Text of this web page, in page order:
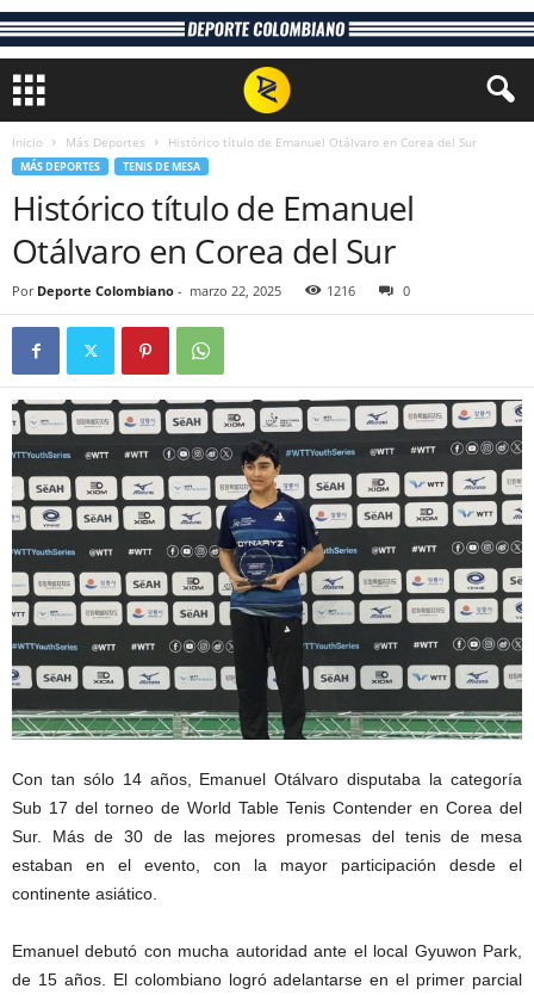
Inicio Más Deportes Histórico título de Emanuel Otálvaro en Corea del Sur
MÁS DEPORTES TENIS DE MESA
Histórico título de Emanuel
Otálvaro en Corea del Sur
Por Deporte Colombiano - marzo 22, 2025 1216 0
Con tan sólo 14 años, Emanuel Otálvaro disputaba la categoría
Sub 17 del torneo de World Table Tenis Contender en Corea del
Sur. Más de 30 de las mejores promesas del tenis de mesa
estaban en el evento, con la mayor participación desde el
continente asiático.
Emanuel debutó con mucha autoridad ante el local Gyuwon Park,
de 15 años. El colombiano logró adelantarse en el primer parcial